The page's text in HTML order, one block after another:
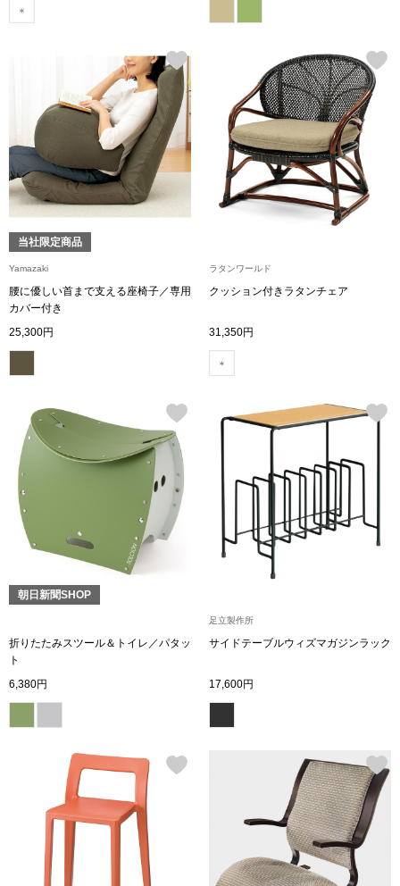
ビー すべて見る
ク
ーブルウェア
セイコー〉マウリッツハイス美術館公認フェ
ルメールオマージュウオッチ
ウオッチ／ア
ウオッチ
ネックレス
帽子
マフラー／ス
スカーフ／ス
ベルト
傘／日傘
その他
当社限定商品
Yamazaki
腰に優しい首まで支える座椅子／専用
カバー付き
25,300円
ラタンワールド
クッション付きラタンチェア
31,350円
朝日新聞SHOP
折りたたみスツール＆トイレ／パタッ
ト
6,380円
足立製作所
サイドテーブルウィズマガジンラック
17,600円